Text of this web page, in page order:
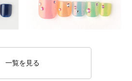
一覧を見る